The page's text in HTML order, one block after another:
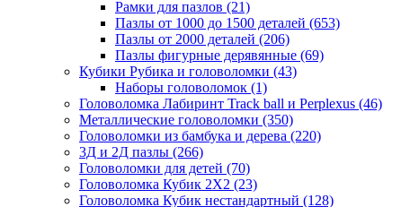
Рамки для пазлов (21)
Пазлы от 1000 до 1500 деталей (653)
Пазлы от 2000 деталей (206)
Пазлы фигурные дерявянные (69)
Кубики Рубика и головоломки (43)
Наборы головоломок (1)
Головоломка Лабиринт Track ball и Perplexus (46)
Металлические головоломки (350)
Головоломки из бамбука и дерева (220)
3Д и 2Д пазлы (266)
Головоломки для детей (70)
Головоломка Кубик 2Х2 (23)
Головоломка Кубик нестандартный (128)